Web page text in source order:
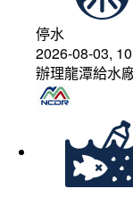
停水
2026-08-03,
辦理龍潭給水